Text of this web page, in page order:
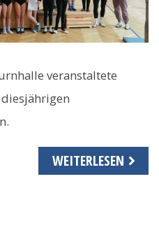
veranstaltete
WEITERLESEN